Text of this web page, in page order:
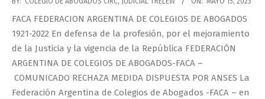
FACA FEDERACION ARGENTINA DE COLEGIOS DE ABOGADOS
1921-2022 En defensa de la profesión, por el mejoramiento
de la Justicia y la vigencia de la República FEDERACIÓN
ARGENTINA DE COLEGIOS DE ABOGADOS-FACA –
COMUNICADO RECHAZA MEDIDA DISPUESTA POR ANSES La
Federación Argentina de Colegios de Abogados -FACA – en